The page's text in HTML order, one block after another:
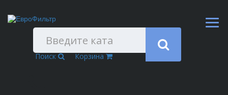
Поиск Корзина